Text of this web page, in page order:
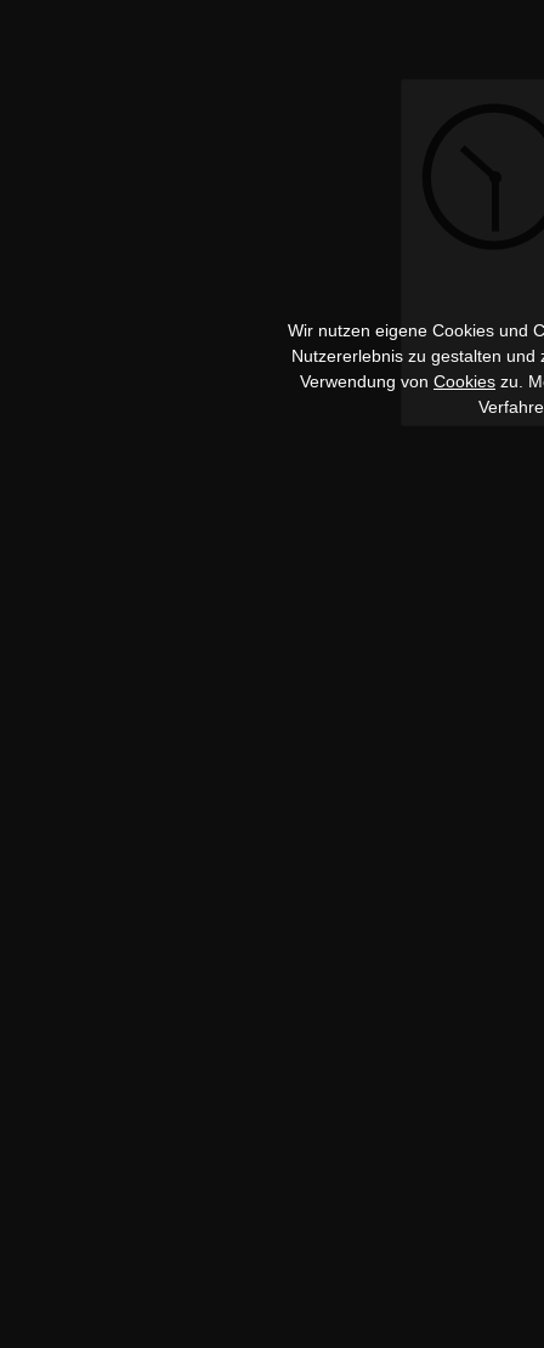
Wir nutzen eigene Cookies und
Nutzererlebnis zu gestalten
Verwendung von Cookies zu.